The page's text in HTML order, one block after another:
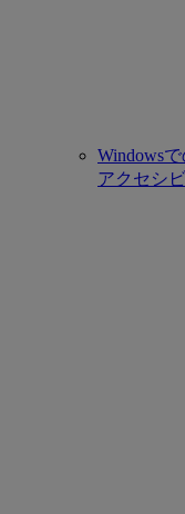
Windows
アクセシ